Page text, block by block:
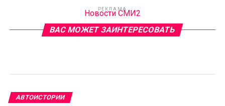
РЕКЛАМА
Новости СМИ2
ВАС МОЖЕТ ЗАИНТЕРЕСОВАТЬ
АВТОИСТОРИИ